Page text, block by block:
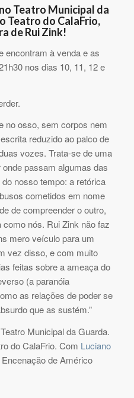
Teatro Municipal da
Teatro do CalaFrio,
de Rui Zink!
encontram à venda e as
nos dias 10, 11, 12 e
no osso, sem corpos nem
reduzido ao palco de
vozes. Trata-se de uma
passam algumas das
nosso tempo: a retórica
cometidos em nome
de compreender o outro,
nós. Rui Zink não faz
mero veículo para um
vez disso, e com muito
feitas sobre a ameaça do
(a paranóia
as relações de poder se
que as sustém.”
Municipal da Guarda.
do CalaFrio. Com Luciano
Encenação de Américo